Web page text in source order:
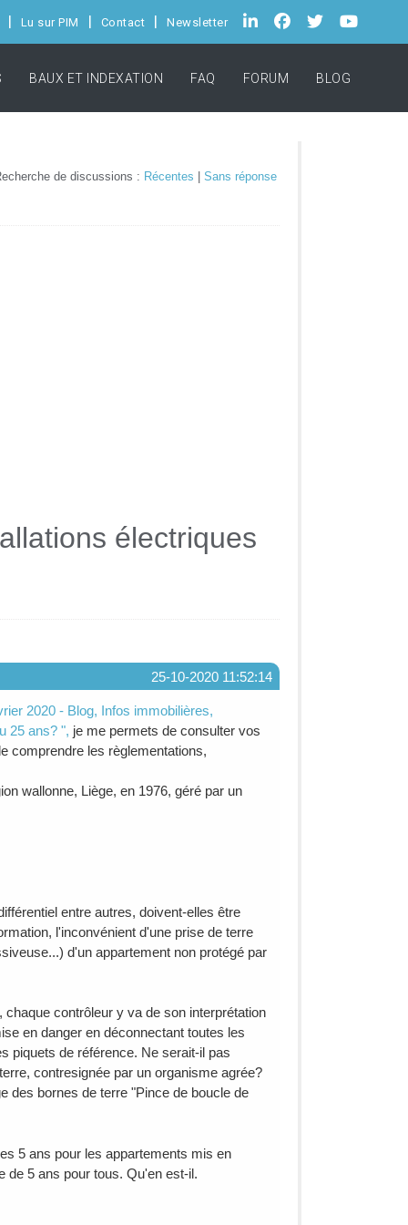
Lu sur PIM Contact Newsletter
BAUX ET INDEXATION FAQ FORUM BLOG
de discussions : Récentes Sans réponse
électriques
25-10-2020 11:52:14
2020 - Blog, Infos immobilières,
25 ans? ", je me permets de consulter vos
comprendre les règlementations,
wallonne, Liège, en 1976, géré par un
entre autres, doivent-elles être
l'inconvénient d'une prise de terre
d'un appartement non protégé par
contrôleur y va de son interprétation
en danger en déconnectant toutes les
piquets de référence. Ne serait-il pas
contresignée par un organisme agrée?
des bornes de terre "Pince de boucle de
5 ans pour les appartements mis en
de 5 ans pour tous. Qu'en est-il.